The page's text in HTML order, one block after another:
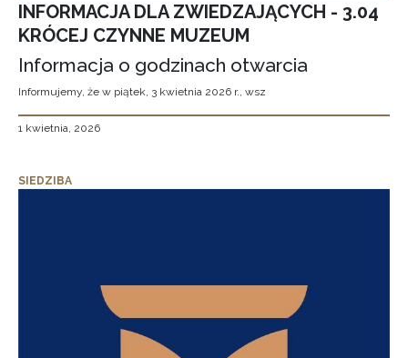
INFORMACJA DLA ZWIEDZAJĄCYCH - 3.04
KRÓCEJ CZYNNE MUZEUM
Informacja o godzinach otwarcia
Informujemy, że w piątek, 3 kwietnia 2026 r., wsz
1 kwietnia, 2026
SIEDZIBA